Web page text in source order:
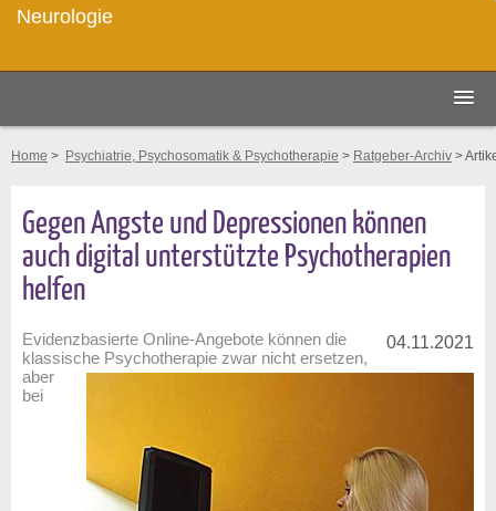
Neurologie
Home > Psychiatrie, Psychosomatik & Psychotherapie > Ratgeber-Archiv >
Gegen Ängste und Depressionen können
auch digital unterstützte Psychotherapien
helfen
04.11.2021
Evidenzbasierte Online-Angebote können die
klassische Psychotherapie zwar nicht ersetzen,
aber
bei